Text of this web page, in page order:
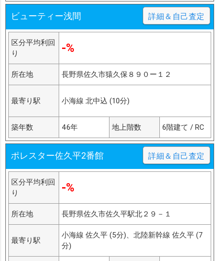
ビューティー浅間 詳細＆自己査定
区分平均利回
り
-%
所在地 長野県佐久市猿久保８９０ー１２
最寄り駅 小海線 北中込 (10分)
築年数 46年 地上階数 6階建て / RC
ポレスター佐久平2番館 詳細＆自己査定
区分平均利回
り
-%
所在地 長野県佐久市佐久平駅北２９－１
最寄り駅
小海線 佐久平 (5分)、北陸新幹線 佐久平 (7
分)